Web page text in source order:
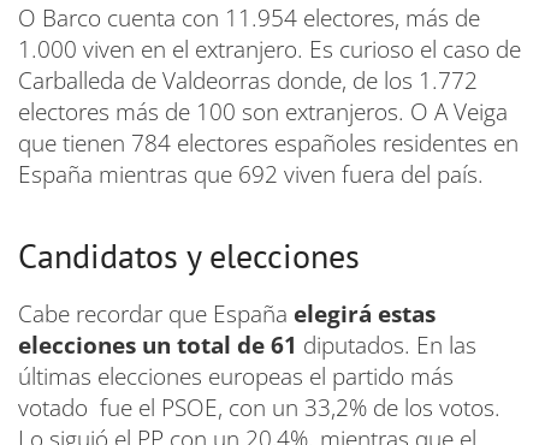
O Barco cuenta con 11.954 electores, más de
1.000 viven en el extranjero. Es curioso el caso de
Carballeda de Valdeorras donde, de los 1.772
electores más de 100 son extranjeros. O A Veiga
que tienen 784 electores españoles residentes en
España mientras que 692 viven fuera del país.
Candidatos y elecciones
Cabe recordar que España elegirá estas
elecciones un total de 61 diputados. En las
últimas elecciones europeas el partido más
votado fue el PSOE, con un 33,2% de los votos.
Lo siguió el PP con un 20,4%. mientras que el